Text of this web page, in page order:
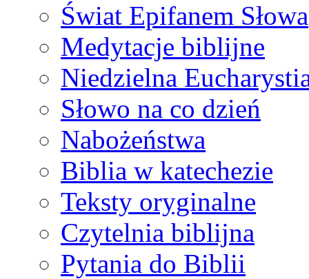
Świat Epifanem Słowa
Medytacje biblijne
Niedzielna
Słowo na co dzień
Nabożeństwa
Biblia w katechezie
Teksty oryginalne
Czytelnia biblijna
Pytania do Biblii